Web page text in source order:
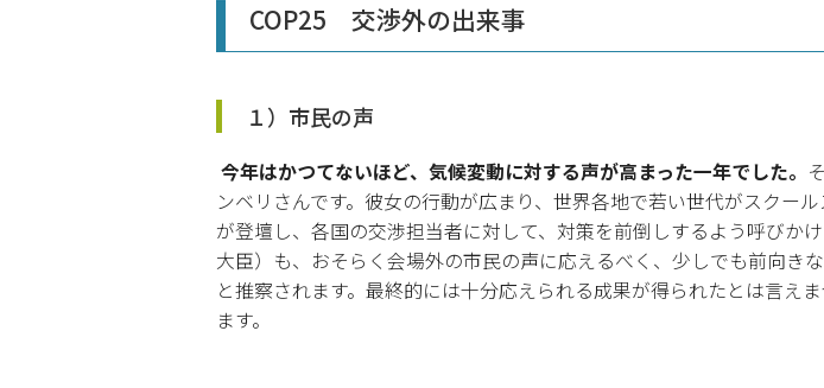
COP25 交渉外の出来事
１）市民の声
今年はかつてないほど、気候変動に対する声が高まった一年でした。
ンベリさんです。彼女の行動が広まり、世界各地で若い世代がスクー
が登壇し、各国の交渉担当者に対して、対策を前倒しするよう呼びか
大臣）も、おそらく会場外の市民の声に応えるべく、少しでも前向き
と推察されます。最終的には十分応えられる成果が得られたとは言え
ます。